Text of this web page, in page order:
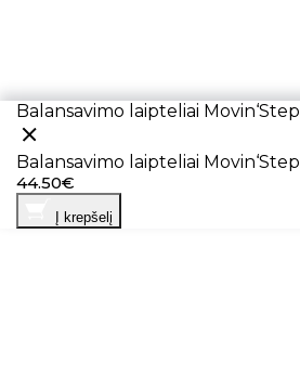
Balansavimo laipteliai Movin‘Step
Balansavimo laipteliai Movin‘Step
44.50€
Į krepšelį